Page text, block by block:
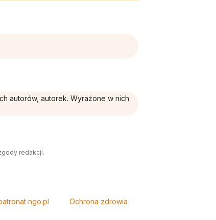
autorów, autorek. Wyrażone w nich
redakcji.
ngo.pl Ochrona zdrowia